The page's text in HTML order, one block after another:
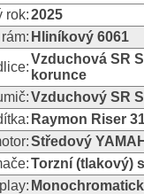
rok:2025
rám: Hliníkový 6061
Vzduchová SR
korunce
Vzduchový SR
Raymon Riser
Středový
Torzní (tlakový)